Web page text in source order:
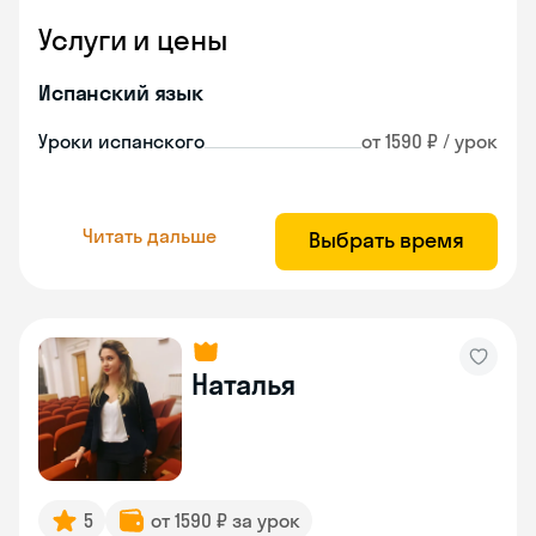
Услуги и цены
Испанский язык
Уроки испанского от 1590 ₽ / урок
Читать дальше Выбрать время
Наталья
5 от 1590 ₽ за урок